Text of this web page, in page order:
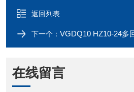
返回列表
下一个： VGDQ10 HZ10-24多回转推
在线留言